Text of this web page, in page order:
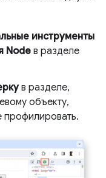
инструменты
Node в разделе
в разделе,
объекту,
профилировать.